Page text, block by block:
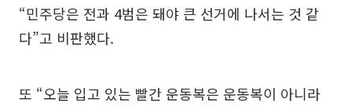
“민주당은 전과 4범은 돼야 큰 선거에 나서는 것 같
다”고 비판했다.
또 “오늘 입고 있는 빨간 운동복은 운동복이 아니라